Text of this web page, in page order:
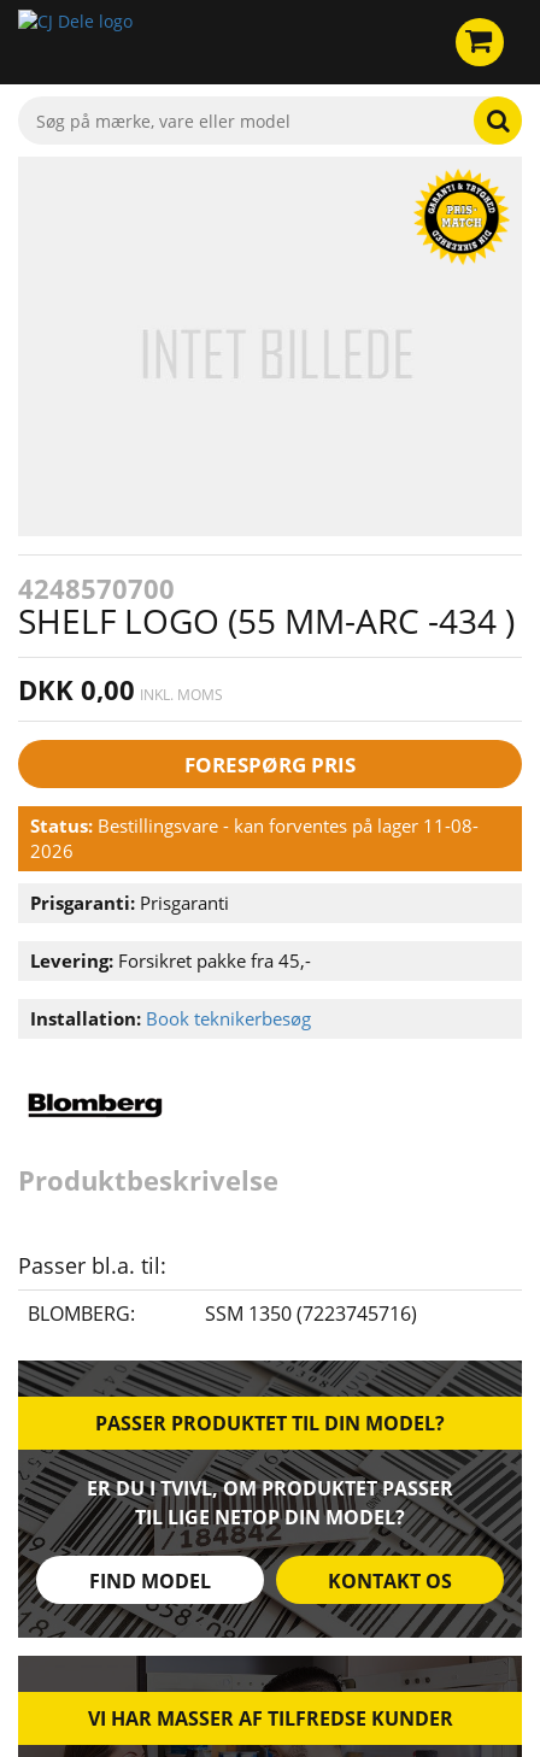
4248570700
SHELF LOGO (55 MM-ARC -434 )
DKK 0,00 INKL. MOMS
FORESPØRG PRIS
Status: Bestillingsvare - kan forventes på lager 11-08-
2026
Prisgaranti: Prisgaranti
Levering: Forsikret pakke fra 45,-
Installation: Book teknikerbesøg
Produktbeskrivelse
Passer bl.a. til:
BLOMBERG: SSM 1350 (7223745716)
PASSER PRODUKTET TIL DIN MODEL?
ER DU I TVIVL, OM PRODUKTET PASSER
TIL LIGE NETOP DIN MODEL?
FIND MODEL KONTAKT OS
VI HAR MASSER AF TILFREDSE KUNDER